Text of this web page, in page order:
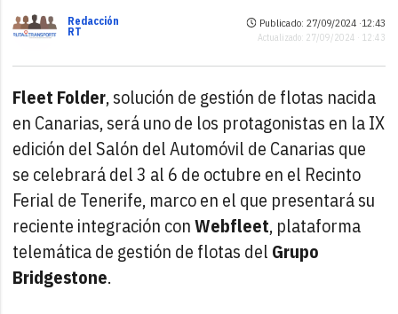
Redacción
RT
Publicado: 27/09/2024 ·12:43
Actualizado: 27/09/2024 · 12:43
Fleet Folder, solución de gestión de flotas nacida
en Canarias, será uno de los protagonistas en la IX
edición del Salón del Automóvil de Canarias que
se celebrará del 3 al 6 de octubre en el Recinto
Ferial de Tenerife, marco en el que presentará su
reciente integración conWebfleet, plataforma
telemática de gestión de flotas del Grupo
Bridgestone.